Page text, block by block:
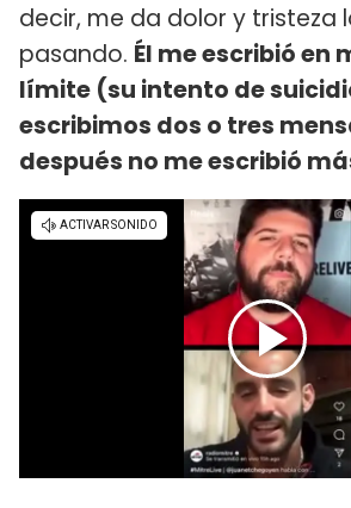
decir, me da dolor y tristeza
pasando. Él me escribió en
límite (su intento de
escribimos dos o tres
después no me escribió